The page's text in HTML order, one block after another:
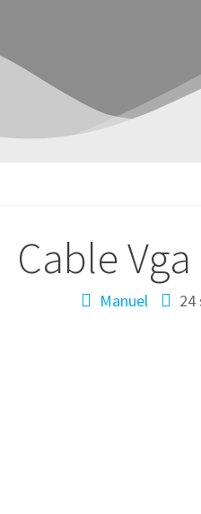
Cable
Manuel 24